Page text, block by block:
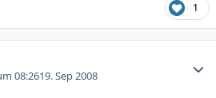
1
08:2619. Sep 2008